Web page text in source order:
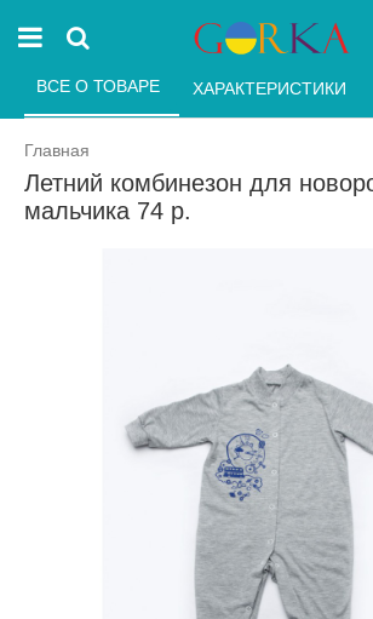
Главная
Летний комбинезон для
мальчика 74 р.
ВСЕ О ТОВАРЕ ХАРАКТЕРИСТИКИ